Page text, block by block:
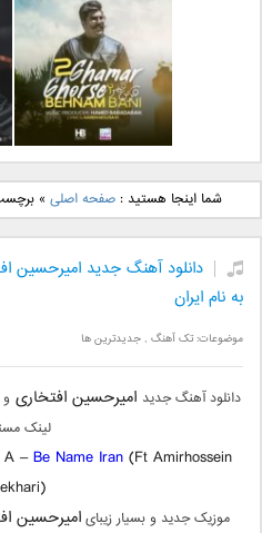
دانلود آهنگ جدید مهدی
یراحی بنام اسرار
دانلود آهنگ جدید بهنام
بانی بنام قرص قمر 2شما اینجا هستید :صفحه اصلی »
دانلود آهنگ جدید امیرحسین
به نام ایران
موضوعات:تک آهنگ ,جدیدترین ها
دانلود آهنگ جدید امیرحسین افتخاری و
لینک
A –Be Name Iran (Ft Amirhossein
موزیک جدید و بسیار زیبایامیرحسین